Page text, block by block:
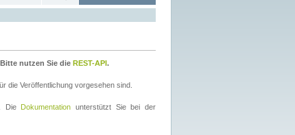
nutzen Sie die REST-API.
die Veröffentlichung vorgesehen sind.
Die Dokumentation unterstützt Sie bei der